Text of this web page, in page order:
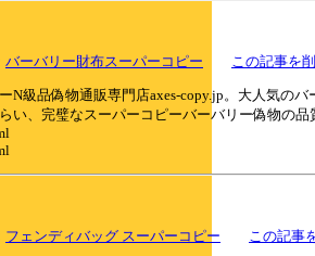
バーバリー財布スーパーコピー この記事を
N級品偽物通販専門店axes-copy.jp。大人気の
い、完璧なスーパーコピーバーバリー偽物の品
フェンディバッグ スーパーコピー この記事